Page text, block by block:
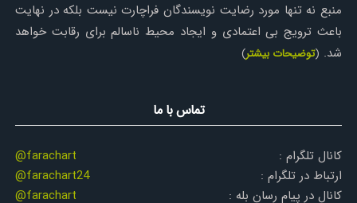
منبع نه تنها مورد رضایت نویسندگان فراچارت نیست بلکه در نهایت
باعث ترویج بی اعتمادی و ایجاد محیط ناسالم برای رقابت خواهد
شد. (توضیحات بیشتر)
تماس با ما
کانال تلگرام :
@farachart
ارتباط در تلگرام :
@farachart24
کانال در پیام رسان بله :
@farachart